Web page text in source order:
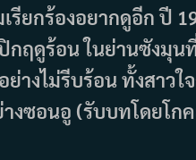
รียกร้องอยากดูอีก ปี
ฤดูร้อน ในย่านซังมุน
างไม่รีบร้อน ทั้งสาว
างซอนอู (รับบทโดยโก